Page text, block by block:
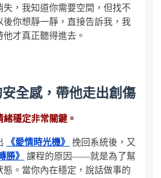
失，我知道你需要空間，但找不
後你想靜一靜，直接告訴我，我
才真正聽得進去。
全感，帶他走出創傷
緒穩定非常關鍵。
《愛情時光機》
挽回系統後，又
勝》
課程的原因——就是為了幫
。當你內在穩定，說話做事的